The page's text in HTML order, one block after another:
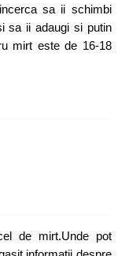
sa ii schimbi
sa ii adaugi si putin
mirt este de 16-18
de mirt.Unde pot